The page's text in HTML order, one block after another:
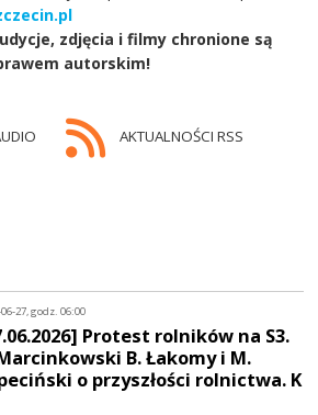
zdjęcia i filmy chronione są
autorskim!
AKTUALNOŚCI RSS
27, godz. 06:00
Protest rolników na S3.
B. Łakomy i M.
o przyszłości rolnictwa. K